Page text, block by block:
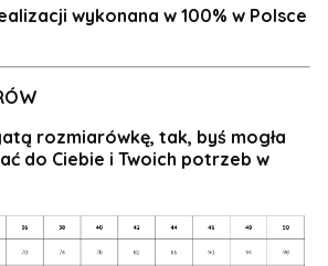
wykonana w 100% w Polsce
rozmiarówkę, tak, byś mogła
do Ciebie i Twoich potrzeb w